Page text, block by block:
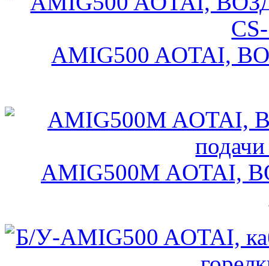
AMIG500 AOTAI,
AMIG500M AOTAI,